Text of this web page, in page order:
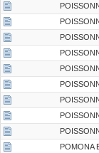
POMONA